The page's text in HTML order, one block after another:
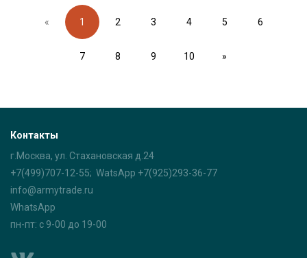
« 1 2 3 4 5 6
7 8 9 10 »
Контакты
г.Москва, ул. Стахановская д.24
+7(499)707-12-55; WatsApp +7(925)293-36-77
info@armytrade.ru
WhatsApp
пн-пт: с 9-00 до 19-00